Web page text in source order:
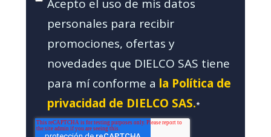
Acepto el uso de mis datos
personales para recibir
promociones, ofertas y
novedades que DIELCO SAS tiene
para mí conforme a la Política de
privacidad de DIELCO SAS.*